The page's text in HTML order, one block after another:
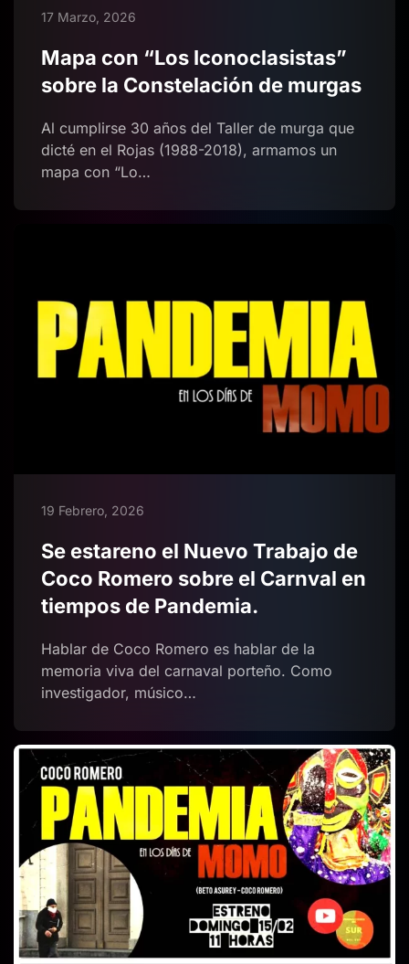
17 Marzo, 2026
Mapa con “Los Iconoclasistas”
sobre la Constelación de murgas
Al cumplirse 30 años del Taller de murga que
dicté en el Rojas (1988-2018), armamos un
mapa con “Lo…
19 Febrero, 2026
Se estareno el Nuevo Trabajo de
Coco Romero sobre el Carnval en
tiempos de Pandemia.
Hablar de Coco Romero es hablar de la
memoria viva del carnaval porteño. Como
investigador, músico…